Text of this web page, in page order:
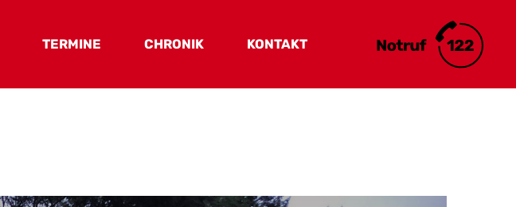
TERMINE CHRONIK KONTAKT